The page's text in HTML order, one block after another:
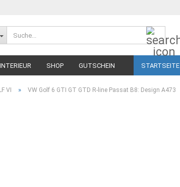
INTERIEUR SHOP GUTSCHEIN STARTSEITE
VI » VW Golf 6 GTI GT GTD R-line Passat B8: Design A473